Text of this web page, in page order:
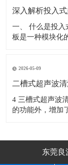
因热
深入解析投入
一、 什么是投入
板是一种模块化
独立的防水结构
灵活地安装于槽
2026-05-09
二槽式超声波
4 三槽式超声波清洗机 ※LY-03系列超声波清洗机除具双槽机
的功能外，增加
东莞良